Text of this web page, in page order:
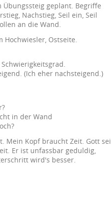
Übungssteig geplant. Begriffe
Nachstieg, Seil ein, Seil
an die Wand.
Hochwiesler, Ostseite.
(Ich eher nachsteigend.)
in der Wand
Mein Kopf braucht Zeit. Gott sei
Er ist unfassbar geduldig,
wird's besser.